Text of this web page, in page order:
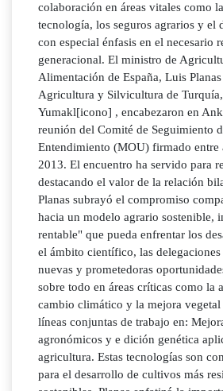
colaboración en áreas vitales como
tecnología, los seguros agrarios y el
con especial énfasis en el necesario
generacional. El ministro de
Alimentación de España, Luis
Agricultura y Silvicultura de
Yumakl[icono] , encabezaron en
reunión del Comité de Seguimiento
Entendimiento (MOU) firmado entre
2013. El encuentro ha servido para
destacando el valor de la relación
Planas subrayó el compromiso
hacia un modelo agrario sostenible,
rentable" que pueda enfrentar los
el ámbito científico, las
nuevas y prometedoras
sobre todo en áreas críticas como la
cambio climático y la mejora vegetal
líneas conjuntas de trabajo en:
agronómicos y e dición genética
agricultura. Estas tecnologías son
para el desarrollo de cultivos más